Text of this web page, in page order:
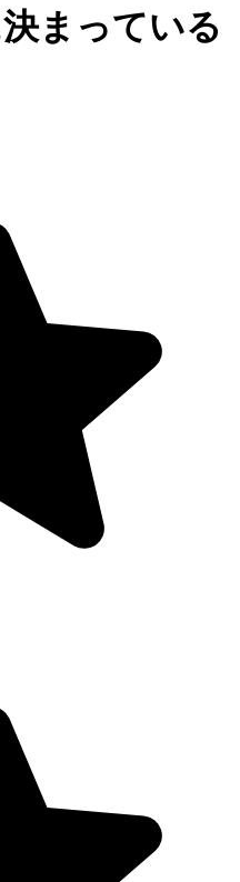
まっている